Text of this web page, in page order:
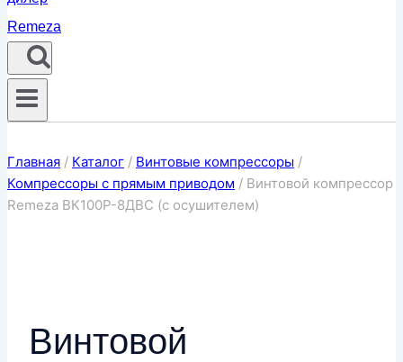
Главная / Каталог / Винтовые компрессоры /
Компрессоры с прямым приводом / Винтовой компрессор
Remeza ВК100Р-8ДВС (с осушителем)
Винтовой